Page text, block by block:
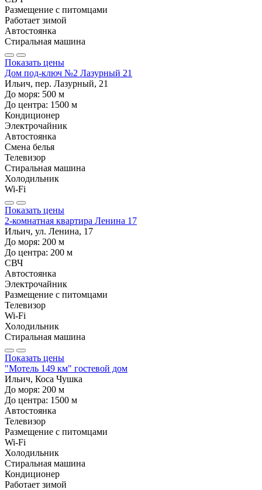
Размещение с питомцами
Работает зимой
Автостоянка
Стиральная машина
Показать цены
Дом под-ключ №2 Лазурный 21
Ильич, пер. Лазурный, 21
До моря: 500 м
До центра: 1500 м
Кондиционер
Электрочайник
Автостоянка
Смена белья
Телевизор
Стиральная машина
Холодильник
Wi-Fi
Показать цены
2-комнатная квартира Ленина 17
Ильич, ул. Ленина, 17
До моря: 200 м
До центра: 200 м
СВЧ
Автостоянка
Электрочайник
Размещение с питомцами
Телевизор
Wi-Fi
Холодильник
Стиральная машина
Показать цены
"Мотель 149 км" гостевой дом
Ильич, Коса Чушка
До моря: 200 м
До центра: 1500 м
Автостоянка
Телевизор
Размещение с питомцами
Wi-Fi
Холодильник
Стиральная машина
Кондиционер
Работает зимой